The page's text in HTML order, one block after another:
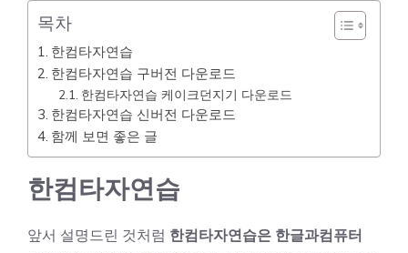
목차
한컴타자연습
한컴타자연습 구버전 다운로드
한컴타자연습 케이크던지기 다운로드
한컴타자연습 신버전 다운로드
함께 보면 좋은 글
한컴타자연습
앞서 설명드린 것처럼 한컴타자연습은 한글과컴퓨터